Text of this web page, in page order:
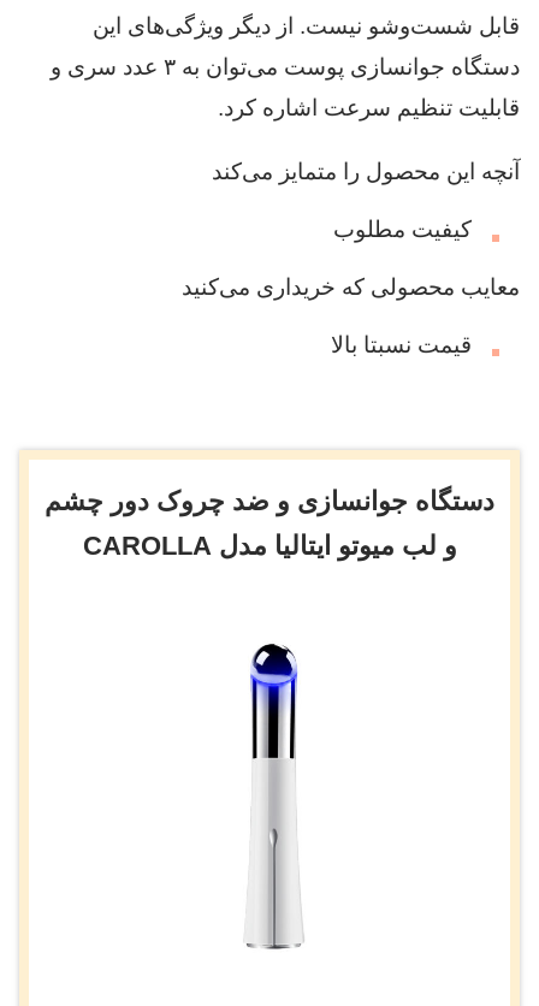
قابل شست‌وشو نیست. از دیگر ویژگی‌های این
دستگاه جوانسازی پوست می‌توان به ۳ عدد سری و
قابلیت تنظیم سرعت اشاره کرد.
آنچه این محصول را متمایز می‌کند
کیفیت مطلوب
معایب محصولی که خریداری می‌کنید
قیمت نسبتا بالا
دستگاه جوانسازی و ضد چروک دور چشم
و لب میوتو ایتالیا مدل CAROLLA